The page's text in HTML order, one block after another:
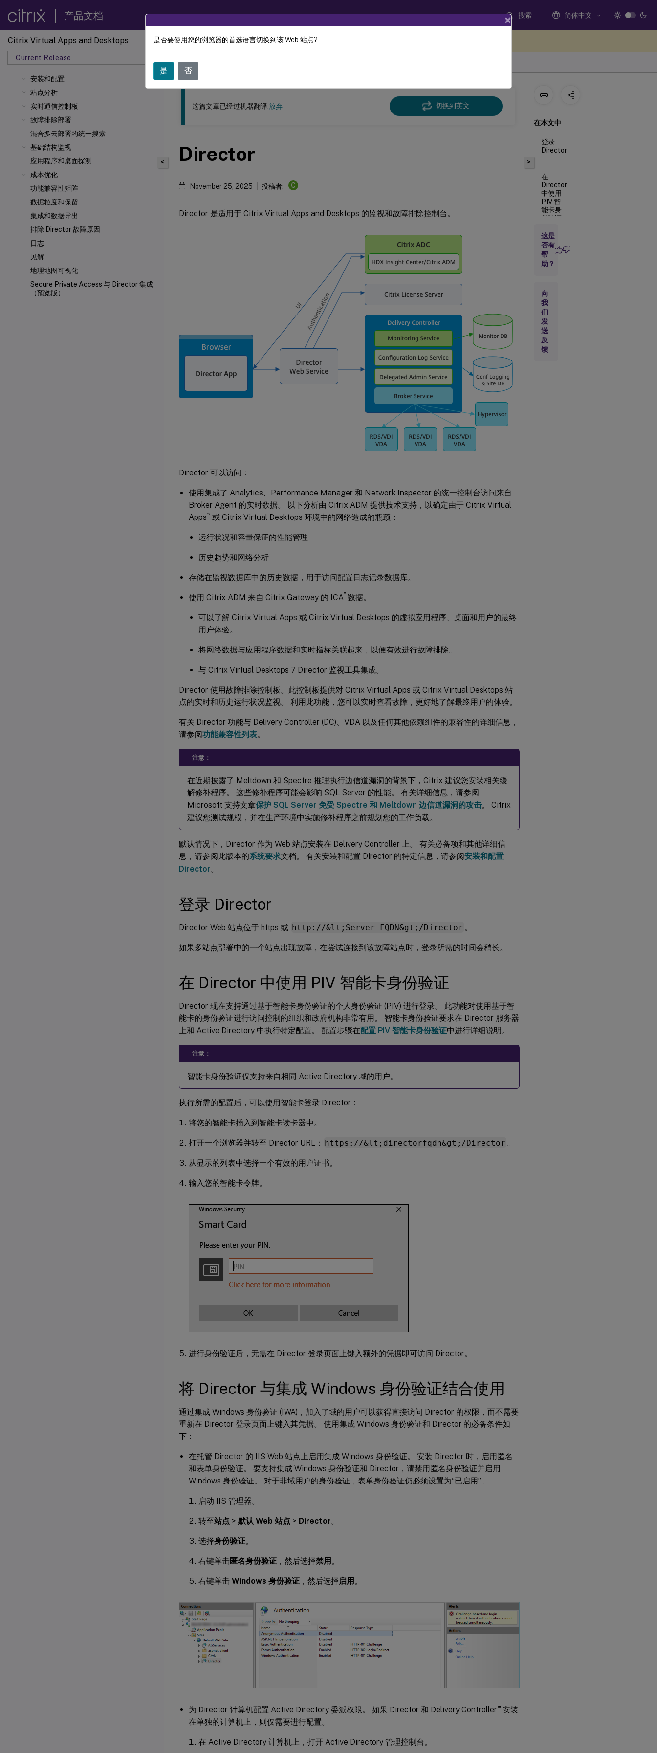
产品文档 搜索 简体中文
Citrix Virtual Apps and Desktops
Current Release
安装和配置
站点分析
实时通信控制板
故障排除部署
混合多云部署的统一搜索
基础结构监视
应用程序和桌面探测
成本优化
功能兼容性矩阵
数据粒度和保留
集成和数据导出
排除 Director 故障原因
日志
见解
地理地图可视化
Secure Private Access 与 Director 集成
（预览版）
此内容已经过机器动态翻译。
<
这篇文章已经过机器翻译.放弃 切换到英文
Director
November 25, 2025 投稿者: C
Director 是适用于 Citrix Virtual Apps and Desktops 的监视和故障排除控制台。
Director 可以访问：
使用集成了 Analytics、Performance Manager 和 Network Inspector 的统一控制台访问来自
Broker Agent 的实时数据。 以下分析由 Citrix ADM 提供技术支持，以确定由于 Citrix Virtual
Apps ™ 或 Citrix Virtual Desktops 环境中的网络造成的瓶颈：
运行状况和容量保证的性能管理
历史趋势和网络分析
存储在监视数据库中的历史数据，用于访问配置日志记录数据库。
使用 Citrix ADM 来自 Citrix Gateway 的 ICA ® 数据。
可以了解 Citrix Virtual Apps 或 Citrix Virtual Desktops 的虚拟应用程序、桌面和用户的最终
用户体验。
将网络数据与应用程序数据和实时指标关联起来，以便有效进行故障排除。
与 Citrix Virtual Desktops 7 Director 监视工具集成。
Director 使用故障排除控制板。此控制板提供对 Citrix Virtual Apps 或 Citrix Virtual Desktops 站
点的实时和历史运行状况监视。 利用此功能，您可以实时查看故障，更好地了解最终用户的体验。
有关 Director 功能与 Delivery Controller (DC)、VDA 以及任何其他依赖组件的兼容性的详细信息，
请参阅功能兼容性列表。
注意：
在近期披露了 Meltdown 和 Spectre 推理执行边信道漏洞的背景下，Citrix 建议您安装相关缓
解修补程序。 这些修补程序可能会影响 SQL Server 的性能。 有关详细信息，请参阅
Microsoft 支持文章保护 SQL Server 免受 Spectre 和 Meltdown 边信道漏洞的攻击。 Citrix
建议您测试规模，并在生产环境中实施修补程序之前规划您的工作负载。
默认情况下，Director 作为 Web 站点安装在 Delivery Controller 上。 有关必备项和其他详细信
息，请参阅此版本的系统要求文档。 有关安装和配置 Director 的特定信息，请参阅安装和配置
Director。
登录 Director
Director Web 站点位于 https 或 http://&lt;Server FQDN&gt;/Director 。
如果多站点部署中的一个站点出现故障，在尝试连接到该故障站点时，登录所需的时间会稍长。
在 Director 中使用 PIV 智能卡身份验证
Director 现在支持通过基于智能卡身份验证的个人身份验证 (PIV) 进行登录。 此功能对使用基于智
能卡的身份验证进行访问控制的组织和政府机构非常有用。 智能卡身份验证要求在 Director 服务器
上和 Active Directory 中执行特定配置。 配置步骤在配置 PIV 智能卡身份验证中进行详细说明。
注意：
智能卡身份验证仅支持来自相同 Active Directory 域的用户。
执行所需的配置后，可以使用智能卡登录 Director：
将您的智能卡插入到智能卡读卡器中。
打开一个浏览器并转至 Director URL： https://&lt;directorfqdn&gt;/Director 。
从显示的列表中选择一个有效的用户证书。
输入您的智能卡令牌。
进行身份验证后，无需在 Director 登录页面上键入额外的凭据即可访问 Director。
将 Director 与集成 Windows 身份验证结合使用
通过集成 Windows 身份验证 (IWA)，加入了域的用户可以获得直接访问 Director 的权限，而不需要
重新在 Director 登录页面上键入其凭据。 使用集成 Windows 身份验证和 Director 的必备条件如
下：
在托管 Director 的 IIS Web 站点上启用集成 Windows 身份验证。 安装 Director 时，启用匿名
和表单身份验证。 要支持集成 Windows 身份验证和 Director，请禁用匿名身份验证并启用
Windows 身份验证。 对于非域用户的身份验证，表单身份验证仍必须设置为“已启用”。
启动 IIS 管理器。
转至站点 > 默认 Web 站点 > Director。
选择身份验证。
右键单击匿名身份验证 ，然后选择禁用 。
右键单击 Windows 身份验证 ，然后选择启用 。
为 Director 计算机配置 Active Directory 委派权限。 如果 Director 和 Delivery Controller ™ 安装
在单独的计算机上，则仅需要进行配置。
在 Active Directory 计算机上，打开 Active Directory 管理控制台。
>
在本文中
登录
Director
在
Director
中使用
PIV 智
能卡身
份验证
将
Director
与集成
Windows
界
面
视
图
这是
否有
帮
助？
向
我
们
发
送
反
馈
×
是否要使用您的浏览器的首选语言切换到该 Web 站点?
是 否